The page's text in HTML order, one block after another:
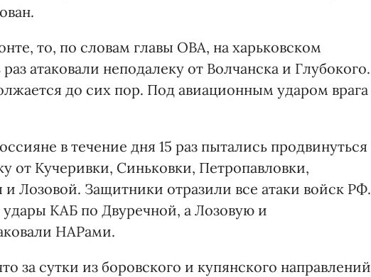
то, по словам главы ОВА, на харьковском
атаковали неподалеку от Волчанска и Глубокого.
до сих пор. Под авиационным ударом врага
в течение дня 15 раз пытались продвинуться
от Кучеривки, Синьковки, Петропавловки,
и Лозовой. Защитники отразили все атаки войск РФ.
удары КАБ по Двуречной, а Лозовую и
НАРами.
за сутки из боровского и купянского направлений